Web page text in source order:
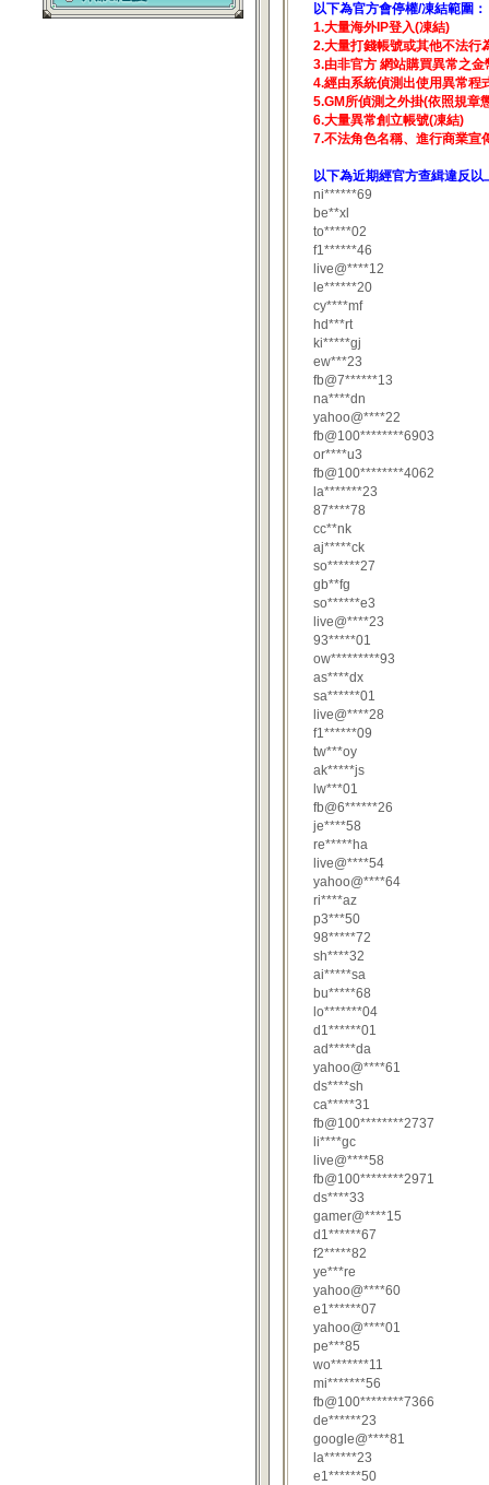
以下為官方會停權/凍結範圍：
1.大量海外IP登入(凍結)
2.大量打錢帳號或其他不法行
3.由非官方 網站購買異常之
4.經由系統偵測出使用異常程
5.GM所偵測之外掛(依照規章
6.大量異常創立帳號(凍結)
7.不法角色名稱、進行商業宣
以下為近期經官方查緝違反
ni******69
be**xl
to*****02
f1******46
live@****12
le******20
cy****mf
hd***rt
ki*****gj
ew***23
fb@7******13
na****dn
yahoo@****22
fb@100********6903
or****u3
fb@100********4062
la*******23
87****78
cc**nk
aj*****ck
so******27
gb**fg
so******e3
live@****23
93*****01
ow*********93
as****dx
sa******01
live@****28
f1******09
tw***oy
ak*****js
lw***01
fb@6******26
je****58
re*****ha
live@****54
yahoo@****64
ri****az
p3***50
98*****72
sh****32
ai*****sa
bu*****68
lo*******04
d1******01
ad*****da
yahoo@****61
ds****sh
ca*****31
fb@100********2737
li****gc
live@****58
fb@100********2971
ds****33
gamer@****15
d1******67
f2*****82
ye***re
yahoo@****60
e1******07
yahoo@****01
pe***85
wo*******11
mi*******56
fb@100********7366
de******23
google@****81
la******23
e1******50